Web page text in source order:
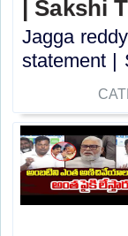
| Sakshi
Jagga
statement |